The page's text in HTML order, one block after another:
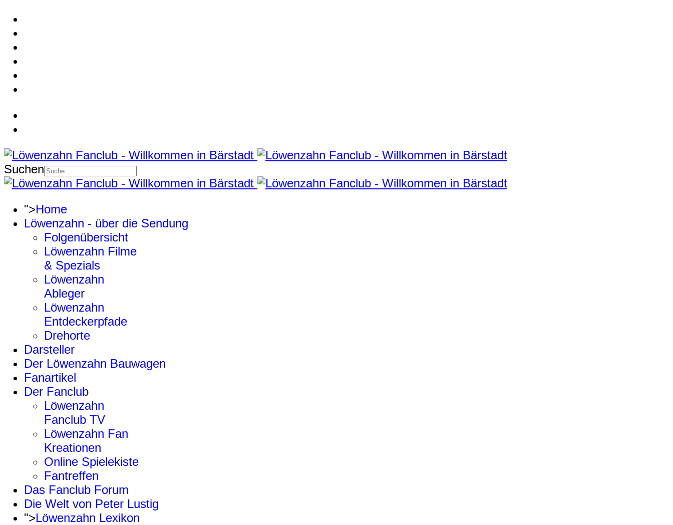
Suchen
">Home
Löwenzahn - über die Sendung
Folgenübersicht
Löwenzahn Filme
& Spezials
Löwenzahn
Ableger
Löwenzahn
Entdeckerpfade
Drehorte
Darsteller
Der Löwenzahn Bauwagen
Fanartikel
Der Fanclub
Löwenzahn
Fanclub TV
Löwenzahn Fan
Kreationen
Online Spielekiste
Fantreffen
Das Fanclub Forum
Die Welt von Peter Lustig
">Löwenzahn Lexikon